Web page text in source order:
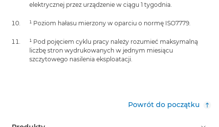
elektrycznej przez urządzenie w ciągu 1 tygodnia.
¹ Poziom hałasu mierzony w oparciu o normę ISO7779.
¹ Pod pojęciem cyklu pracy należy rozumieć maksymalną
liczbę stron wydrukowanych w jednym miesiącu
szczytowego nasilenia eksploatacji.
Powrót do początku